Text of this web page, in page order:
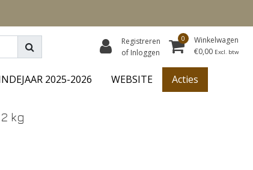
Registreren
of Inloggen
0
Winkelwagen
€0,00 Excl. btw
2025-2026 WEBSITE Acties
kg